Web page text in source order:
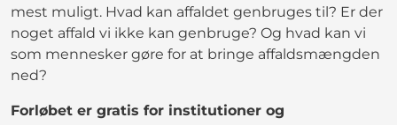
mest muligt. Hvad kan affaldet genbruges til? Er der
noget affald vi ikke kan genbruge? Og hvad kan vi
som mennesker gøre for at bringe affaldsmængden
ned?
Forløbet er gratis for institutioner og